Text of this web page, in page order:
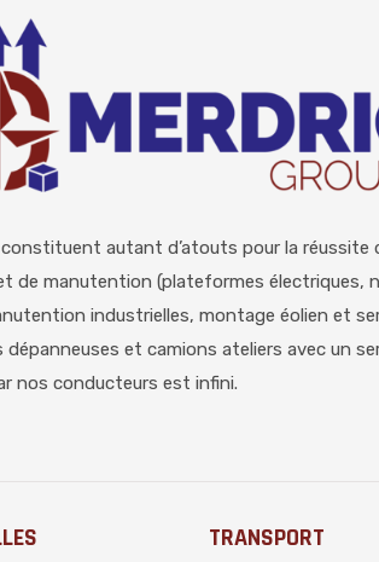
autant d’atouts pour la réussite
de manutention (plateformes
industrielles, montage éolien et
et camions ateliers avec un
nos conducteurs est infini.
TRANSPORT